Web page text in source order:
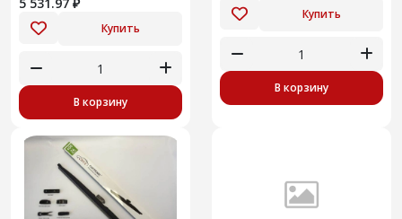
Купить
В корзину
Купить
В корзину